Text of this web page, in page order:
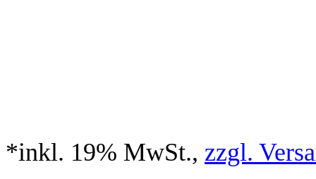
*inkl. 19% MwSt., zzgl.